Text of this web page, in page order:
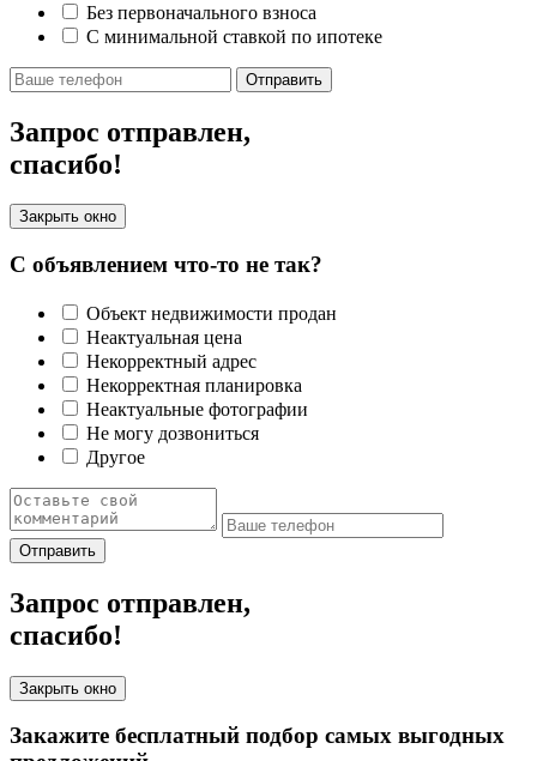
Без первоначального взноса
С минимальной ставкой по ипотеке
Отправить
Запрос отправлен,
спасибо!
Закрыть окно
С объявлением что-то не так?
Объект недвижимости продан
Неактуальная цена
Некорректный адрес
Некорректная планировка
Неактуальные фотографии
Не могу дозвониться
Другое
Отправить
Запрос отправлен,
спасибо!
Закрыть окно
Закажите бесплатный подбор самых выгодных